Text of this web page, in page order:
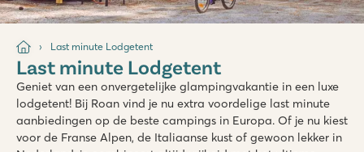
Last minute Lodgetent
Last minute Lodgetent
Geniet van een onvergetelijke glampingvakantie in een luxe
lodgetent! Bij Roan vind je nu extra voordelige last minute
aanbiedingen op de beste campings in Europa. Of je nu kiest
voor de Franse Alpen, de Italiaanse kust of gewoon lekker in